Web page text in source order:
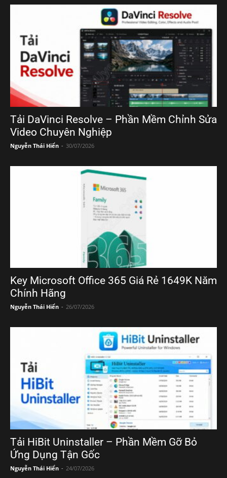
Tải DaVinci Resolve – Phần Mềm Chỉnh Sửa
Video Chuyên Nghiệp
Nguyễn Thái Hiển - 30/07/2026
Key Microsoft Office 365 Giá Rẻ 1649K Năm
Chính Hãng
Nguyễn Thái Hiển - 26/07/2026
Tải HiBit Uninstaller – Phần Mềm Gỡ Bỏ
Ứng Dụng Tận Gốc
Nguyễn Thái Hiển - 24/07/2026